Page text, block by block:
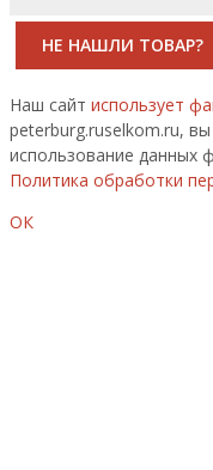
НЕ НАШЛИ ТОВАР?
Наш сайт использует
peterburg.ruselkom.ru,
использование данных
Политика обработки
ОК